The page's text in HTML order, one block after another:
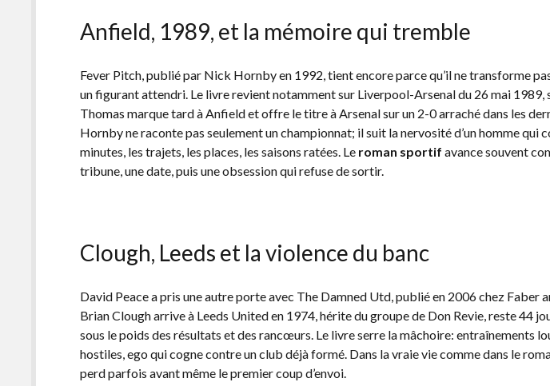
Anfield, 1989, et la mémoire qui tremble
Fever Pitch, publié par Nick Hornby en 1992, tient encore parce qu’il ne transforme
un figurant attendri. Le livre revient notamment sur Liverpool-Arsenal du 26 mai 1989,
Thomas marque tard à Anfield et offre le titre à Arsenal sur un 2-0 arraché dans les
Hornby ne raconte pas seulement un championnat; il suit la nervosité d’un homme qui
minutes, les trajets, les places, les saisons ratées. Le roman sportif avance souvent
tribune, une date, puis une obsession qui refuse de sortir.
Clough, Leeds et la violence du banc
David Peace a pris une autre porte avec The Damned Utd, publié en 2006 chez Faber
Brian Clough arrive à Leeds United en 1974, hérite du groupe de Don Revie, reste 44
sous le poids des résultats et des rancœurs. Le livre serre la mâchoire: entraînements
hostiles, ego qui cogne contre un club déjà formé. Dans la vraie vie comme dans le
perd parfois avant même le premier coup d’envoi.